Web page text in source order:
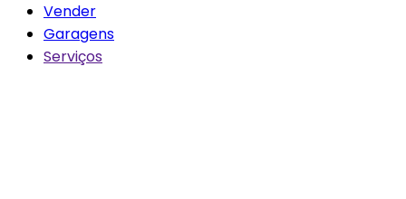
Vender
Garagens
Serviços